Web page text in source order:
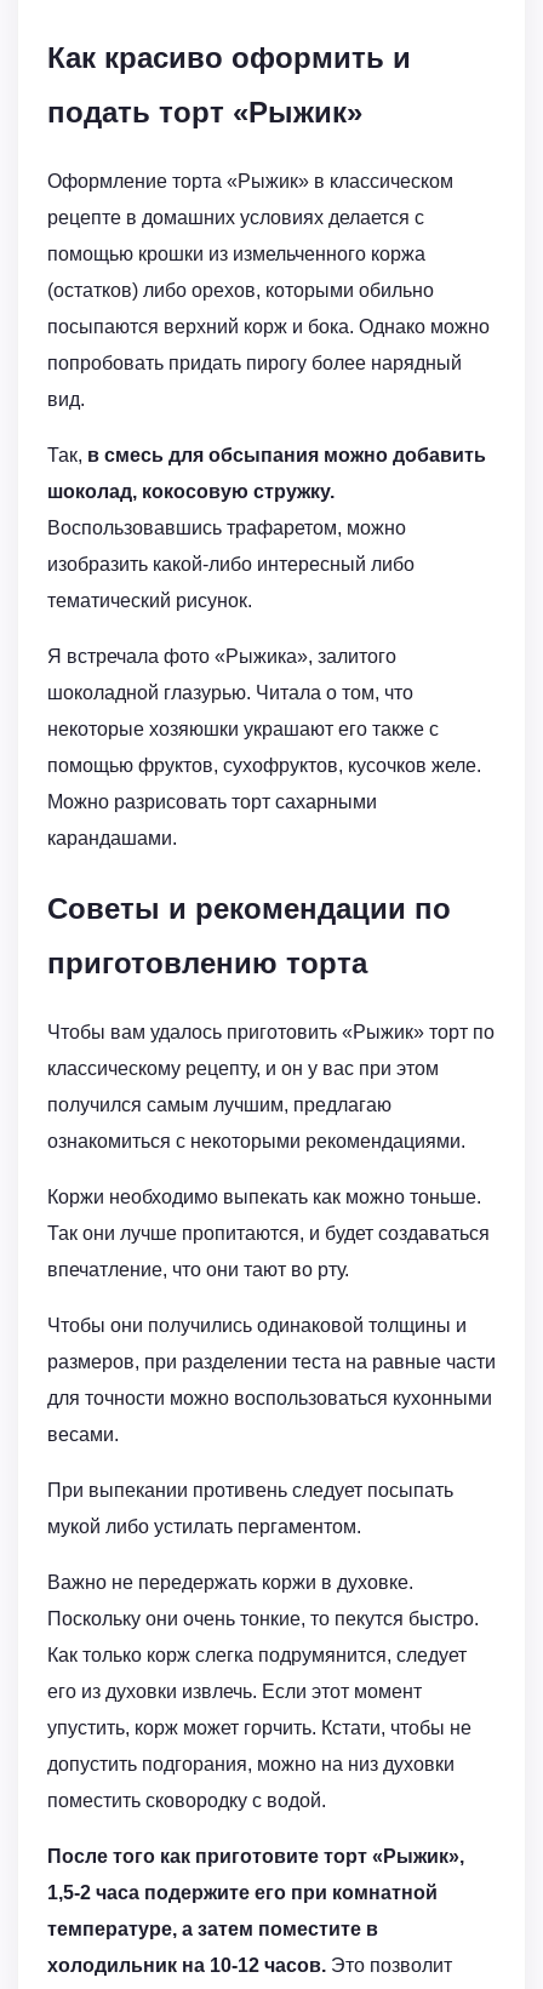
Как красиво оформить и
подать торт «Рыжик»
Оформление торта «Рыжик» в классическом
рецепте в домашних условиях делается с
помощью крошки из измельченного коржа
(остатков) либо орехов, которыми обильно
посыпаются верхний корж и бока. Однако можно
попробовать придать пирогу более нарядный
вид.
Так, в смесь для обсыпания можно добавить
шоколад, кокосовую стружку.
Воспользовавшись трафаретом, можно
изобразить какой-либо интересный либо
тематический рисунок.
Я встречала фото «Рыжика», залитого
шоколадной глазурью. Читала о том, что
некоторые хозяюшки украшают его также с
помощью фруктов, сухофруктов, кусочков желе.
Можно разрисовать торт сахарными
карандашами.
Советы и рекомендации по
приготовлению торта
Чтобы вам удалось приготовить «Рыжик» торт по
классическому рецепту, и он у вас при этом
получился самым лучшим, предлагаю
ознакомиться с некоторыми рекомендациями.
Коржи необходимо выпекать как можно тоньше.
Так они лучше пропитаются, и будет создаваться
впечатление, что они тают во рту.
Чтобы они получились одинаковой толщины и
размеров, при разделении теста на равные части
для точности можно воспользоваться кухонными
весами.
При выпекании противень следует посыпать
мукой либо устилать пергаментом.
Важно не передержать коржи в духовке.
Поскольку они очень тонкие, то пекутся быстро.
Как только корж слегка подрумянится, следует
его из духовки извлечь. Если этот момент
упустить, корж может горчить. Кстати, чтобы не
допустить подгорания, можно на низ духовки
поместить сковородку с водой.
После того как приготовите торт «Рыжик»,
1,5-2 часа подержите его при комнатной
температуре, а затем поместите в
холодильник на 10-12 часов. Это позволит